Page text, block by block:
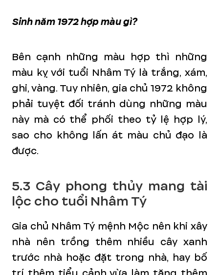
Sinh năm 1972 hợp màu gì?
Bên cạnh những màu hợp thì những
màu kỵ với tuổi Nhâm Tý là trắng, xám,
ghi, vàng. Tuy nhiên, gia chủ 1972 không
phải tuyệt đối tránh dùng những màu
này mà có thể phối theo tỷ lệ hợp lý,
sao cho không lấn át màu chủ đạo là
được.
5.3 Cây phong thủy mang tài
lộc cho tuổi Nhâm Tý
Gia chủ Nhâm Tý mệnh Mộc nên khi xây
nhà nên trồng thêm nhiều cây xanh
trước nhà hoặc đặt trong nhà, hay bố